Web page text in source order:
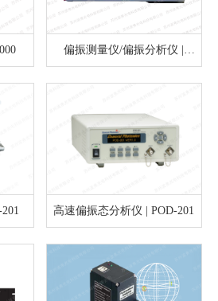
偏振测量仪/偏振分析仪 |
PM1000
高速偏振态分析仪 | POD-201